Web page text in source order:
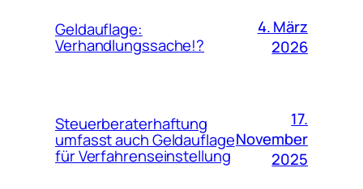
Geldauflage:
Verhandlungssache!?
4. März
2026
Steuerberaterhaftung
umfasst auch Geldauflage
für Verfahrenseinstellung
17.
November
2025